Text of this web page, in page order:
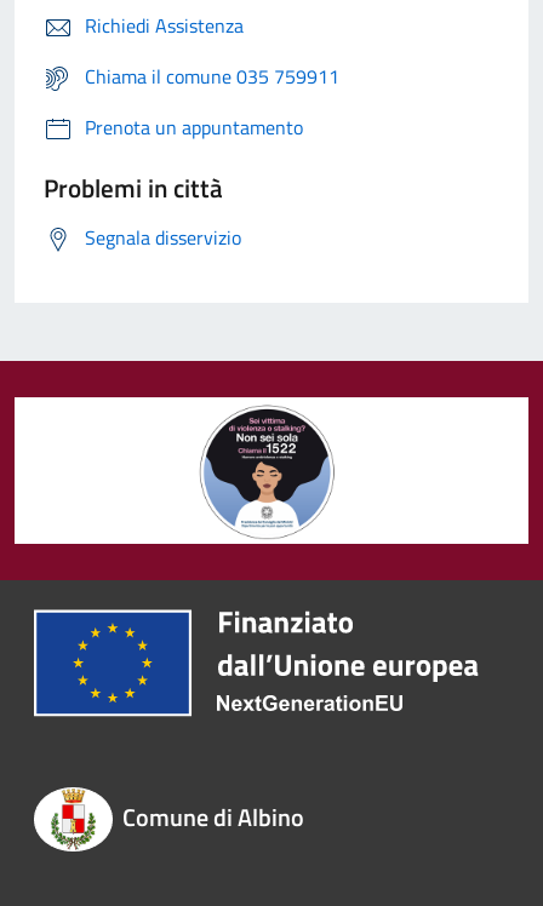
Richiedi Assistenza
Chiama il comune 035 759911
Prenota un appuntamento
Problemi in città
Segnala disservizio
Comune di Albino